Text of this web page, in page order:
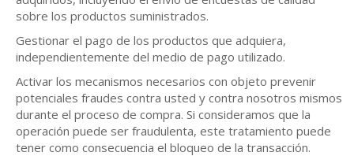
sobre los productos suministrados.
Gestionar el pago de los productos que adquiera,
independientemente del medio de pago utilizado.
Activar los mecanismos necesarios con objeto prevenir
potenciales fraudes contra usted y contra nosotros mismos
durante el proceso de compra. Si consideramos que la
operación puede ser fraudulenta, este tratamiento puede
tener como consecuencia el bloqueo de la transacción.